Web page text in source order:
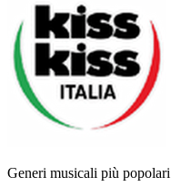
Generi musicali più popolari